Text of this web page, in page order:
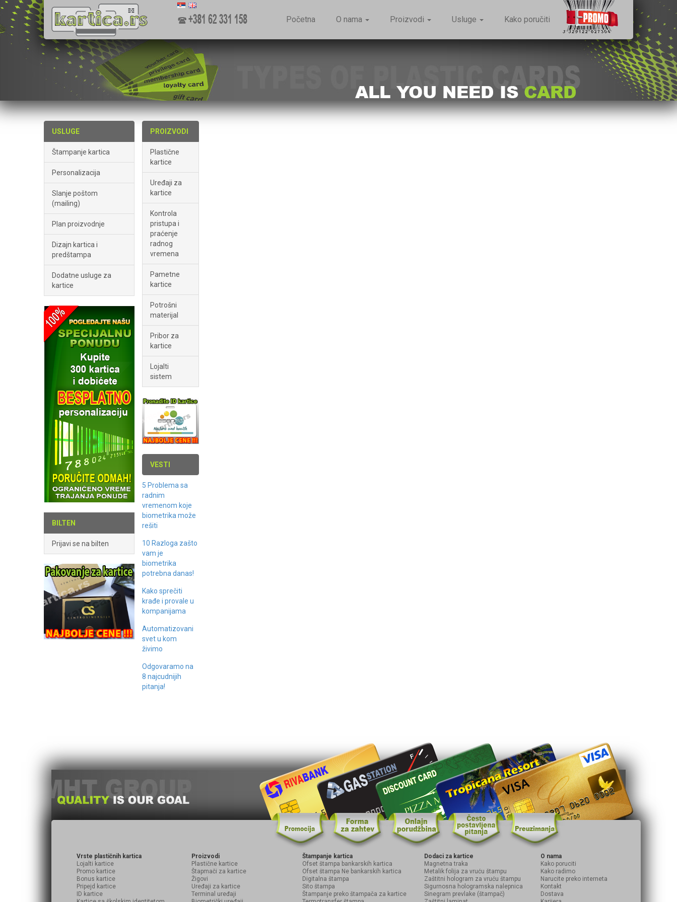
Početna O nama Proizvodi Usluge Kako poručiti
USLUGE
Štampanje kartica
Personalizacija
Slanje poštom
(mailing)
Plan proizvodnje
Dizajn kartica i
predštampa
Dodatne usluge za
kartice
BILTEN
Prijavi se na bilten
PROIZVODI
Plastične
kartice
Uređaji za
kartice
Kontrola
pristupa i
praćenje
radnog
vremena
Pametne
kartice
Potrošni
materijal
Pribor za
kartice
Lojalti
sistem
VESTI
5 Problema sa
radnim
vremenom koje
biometrika može
rešiti
10 Razloga zašto
vam je
biometrika
potrebna danas!
Kako sprečiti
krađe i provale u
kompanijama
Automatizovani
svet u kom
živimo
Odgovaramo na
8 najcudnijih
pitanja!
Vrste plastičnih kartica
Lojalti kartice
Promo kartice
Bonus kartice
Pripejd kartice
ID kartice
Proizvodi
Plastične kartice
Štapmači za kartice
Žigovi
Uređaji za kartice
Terminal uređaji
Štampanje kartica
Ofset štampa bankarskih kartica
Ofset štampa Ne bankarskih kartica
Digitalna štampa
Sito štampa
Štampanje preko štampača za kartice
Dodaci za kartice
Magnetna traka
Metalik folija za vruću štampu
Zaštitni hologram za vruću štampu
Sigurnosna hologramska nalepnica
Sinegram prevlake (štampač)
O nama
Kako poruciti
Kako radimo
Narucite preko interneta
Kontakt
Dostava